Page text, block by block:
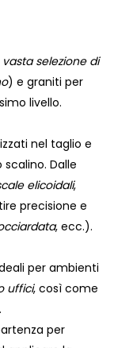
vasta selezione di
) e graniti per
livello.
nel taglio e
Dalle
elicoidali,
precisione e
, ecc.).
per ambienti
uffici, così come
.
per